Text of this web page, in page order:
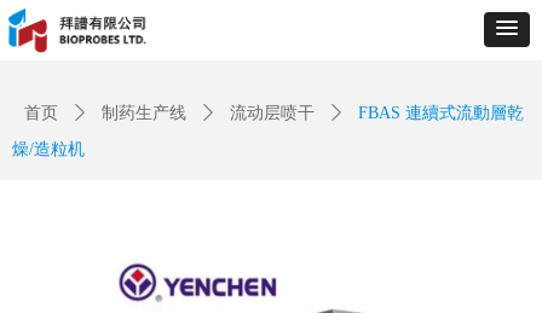
首页 ꄲ 制药生产线 ꄲ 流动层喷干 ꄲ
FBAS 連續式流動層乾
燥/造粒机